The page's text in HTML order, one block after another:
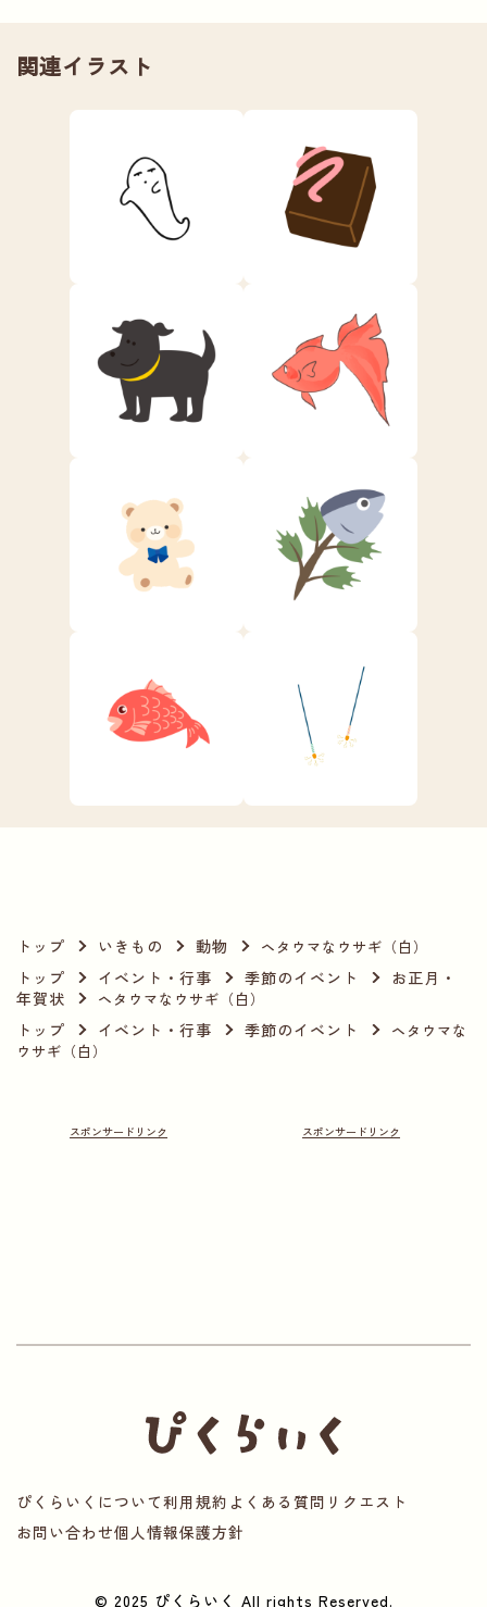
関連イラスト
トップ いきもの 動物 ヘタウマなウサギ（白）
トップ イベント・行事 季節のイベント
お正月・
年賀状
ヘタウマなウサギ（白）
トップ イベント・行事 季節のイベント
ヘタウマな
ウサギ（白）
ぴくらいくについて利用規約 よくある質問 リクエスト
お問い合わせ個人情報保護方針
© 2025 ぴくらいく All rights Reserved.